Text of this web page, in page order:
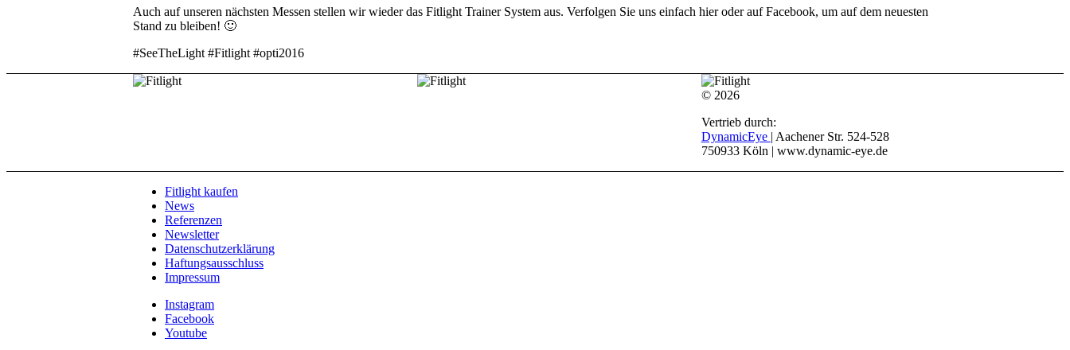
Auch auf unseren nächsten Messen stellen wir wieder das Fitlight Trainer System aus. Verfolgen Sie uns einfach hier oder auf Facebook, um auf dem neuesten
Stand zu bleiben! 🙂
#SeeTheLight #Fitlight #opti2016
© 2026
Vertrieb durch:
DynamicEye | Aachener Str. 524-528
750933 Köln | www.dynamic-eye.de
Fitlight kaufen
News
Referenzen
Newsletter
Datenschutzerklärung
Haftungsausschluss
Impressum
Instagram
Facebook
Youtube